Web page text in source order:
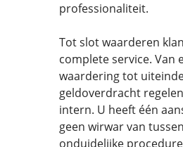
professionaliteit.
Tot slot waarderen
complete service. Van
waardering tot
geldoverdracht
intern. U heeft één
geen wirwar van
onduidelijke